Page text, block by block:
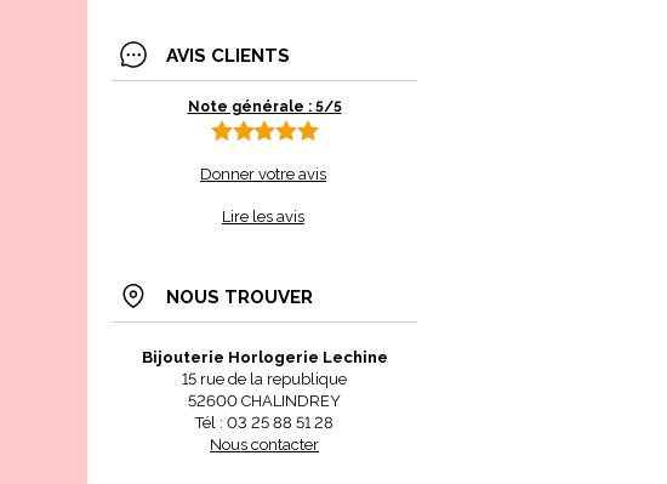
AVIS CLIENTS
Note générale : 5/5
Donner votre avis
Lire les avis
NOUS TROUVER
Bijouterie Horlogerie Lechine
15 rue de la republique
52600 CHALINDREY
Tél : 03 25 88 51 28
Nous contacter